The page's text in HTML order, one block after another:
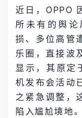
近日，OPPO
所未有的舆
损、多位高管
乐圈，直接波
显示，其原定
机发布会活动
之紧急调整，
陷入尴尬境地。